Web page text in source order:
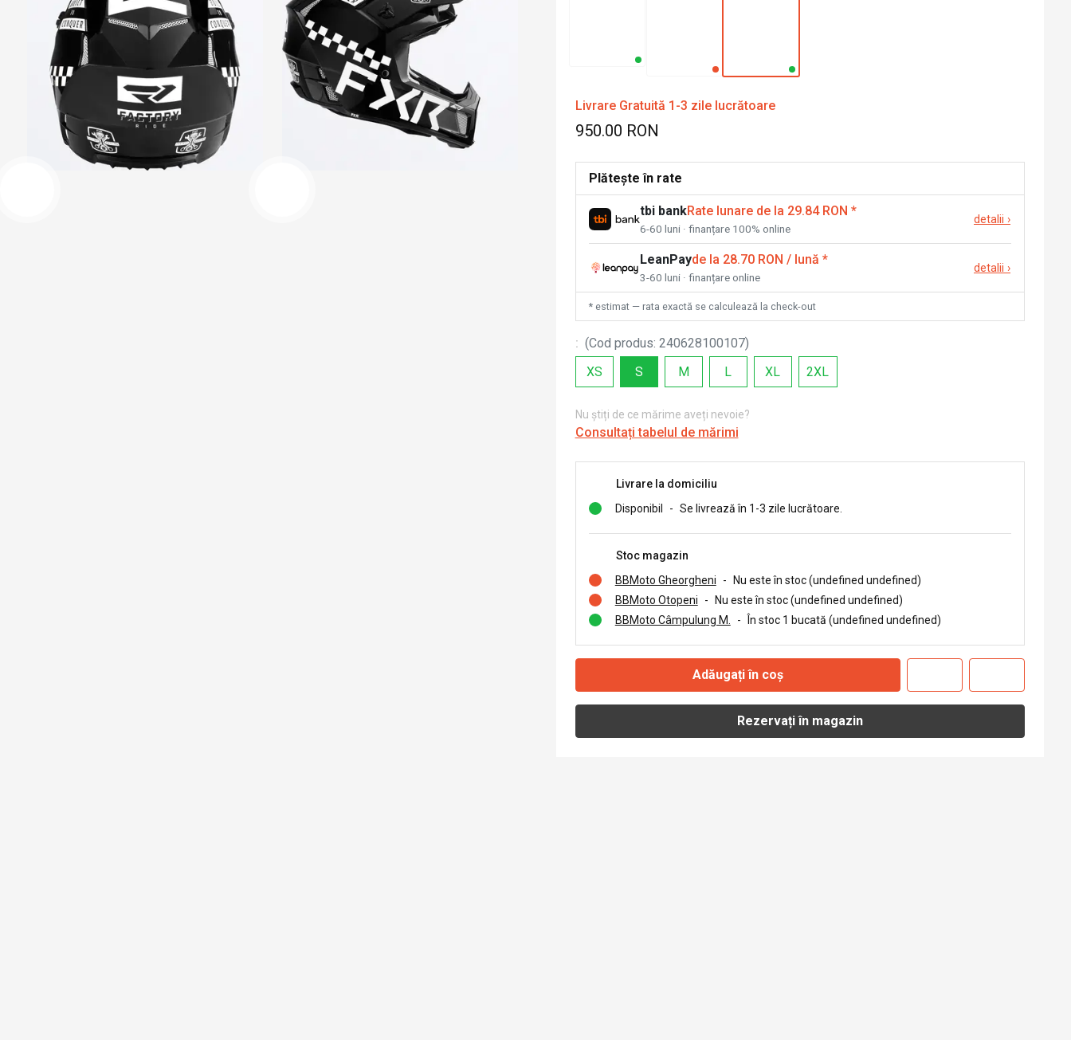
Livrare Gratuită 1-3 zile lucrătoare
950.00 RON
Plătește în rate
tbi bankRate lunare de la 29.84 RON *
6-60 luni · finanțare 100% online
detalii ›
LeanPayde la 28.70 RON / lună *
3-60 luni · finanțare online
detalii ›
* estimat — rata exactă se calculează la check-out
: (Cod produs: 240628100107)
XS
S M L XL 2XL
Nu știți de ce mărime aveți nevoie?
Consultați tabelul de mărimi
Livrare la domiciliu
Disponibil
- Se livrează în 1-3 zile lucrătoare.
Stoc magazin
BBMoto Gheorgheni
-
Nu este în stoc (undefined undefined)
BBMoto Otopeni
-
Nu este în stoc (undefined undefined)
BBMoto Câmpulung M.
- În stoc 1 bucată (undefined undefined)
Adăugați în coș
Rezervați în magazin